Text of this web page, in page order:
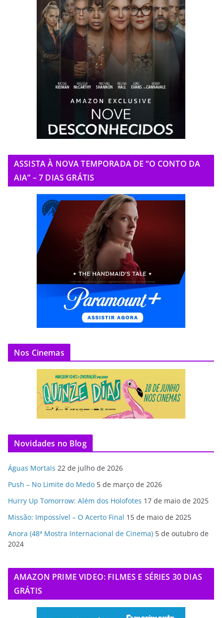
ASSISTA À NOVA TEMPORADA DE “O CONTO DA
AIA” – 7 DIAS GRÁTIS
Nos Cinemas
Novidades no Blog
Águas Mortais 22 de julho de 2026
Push – No Limite do Medo 5 de março de 2026
Hurry Up Tomorrow: Além dos Holofotes 17 de maio de 2025
Missão: Impossível – O Acerto Final 15 de maio de 2025
Anora (48ª Mostra Internacional de Cinema) 5 de outubro de
2024
AMAZON PRIME VIDEO: FILMES E SÉRIES 30 DIAS
GRÁTIS